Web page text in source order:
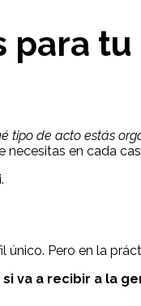
tipo de acto estás
necesitas en cada
Pero en la
si va a recibir a la